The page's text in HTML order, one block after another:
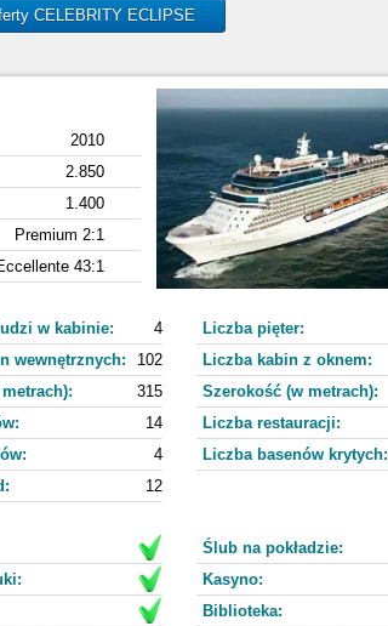
CELEBRITY ECLIPSE
2010
2.850
1.400
Premium 2:1
43:1
w kabinie: 4 Liczba pięter:
wewnętrznych: 102 Liczba kabin z oknem:
metrach): 315 Szerokość (w metrach):
14 Liczba restauracji:
4 Liczba basenów krytych:
12
Ślub na pokładzie:
Kasyno:
Biblioteka: